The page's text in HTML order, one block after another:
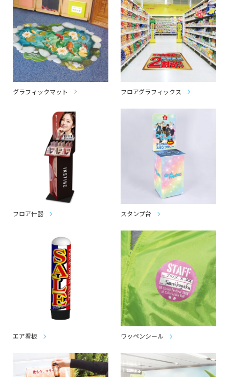
グラフィックマット フロアグラフィックス
フロア什器 スタンプ台
エア看板 ワッペンシール